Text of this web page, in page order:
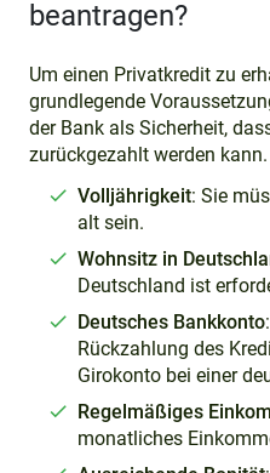
beantragen?
Um einen Privatkredit zu
grundlegende
der Bank als Sicherheit,
zurückgezahlt werden kann.
Volljährigkeit: Sie
alt sein.
Wohnsitz in
Deutschland ist
Deutsches Bankkonto
Rückzahlung des
Girokonto bei einer
Regelmäßiges
monatliches